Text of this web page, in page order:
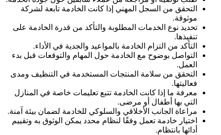
التحقق من السجل المهني إذا كانت الخادمة تابعة لشركة
موثوقة.
تحديد نوع الخدمات المطلوبة والتأكد من قدرة الخادمة على
تنفيذها.
التأكد من التزام الخادمة بالمواعيد والجدية في الأداء.
التواصل بوضوح مع الخادمة حول المهام والتوقعات قبل بدء
العمل.
التحقق من سلامة المنتجات المستخدمة في التنظيف ومدى
فعاليتها.
معرفة ما إذا كانت الخادمة تتبع تعليمات خاصة في المنازل
التي بها أطفال أو مرضى.
مراعاة الجانب الأخلاقي والسلوكي للخادمة لضمان بيئة آمنة.
اختيار خادمة تعمل وفقًا لنظام محدد يمكن الوثوق به وتقييم
أدائها بانتظام.